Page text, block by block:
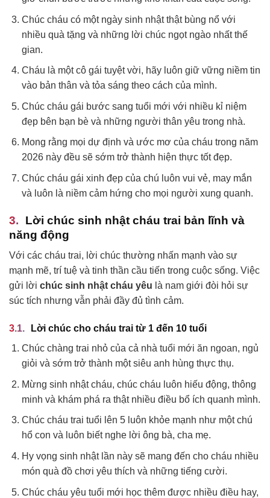
Chúc cháu có một ngày sinh nhật thật bùng nổ với
nhiều quà tặng và những lời chúc ngọt ngào nhất thế
gian.
Cháu là một cô gái tuyệt vời, hãy luôn giữ vững niềm tin
vào bản thân và tỏa sáng theo cách của mình.
Chúc cháu gái bước sang tuổi mới với nhiều kỉ niệm
đẹp bên bạn bè và những người thân yêu trong nhà.
Mong rằng mọi dự định và ước mơ của cháu trong năm
2026 này đều sẽ sớm trở thành hiện thực tốt đẹp.
Chúc cháu gái xinh đẹp của chú luôn vui vẻ, may mắn
và luôn là niềm cảm hứng cho mọi người xung quanh.
Lời chúc sinh nhật cháu trai bản lĩnh và
năng động
Với các cháu trai, lời chúc thường nhấn mạnh vào sự
mạnh mẽ, trí tuệ và tinh thần cầu tiến trong cuộc sống. Việc
gửi lời chúc sinh nhật cháu yêu là nam giới đòi hỏi sự
súc tích nhưng vẫn phải đầy đủ tình cảm.
Lời chúc cho cháu trai từ 1 đến 10 tuổi
Chúc chàng trai nhỏ của cả nhà tuổi mới ăn ngoan, ngủ
giỏi và sớm trở thành một siêu anh hùng thực thụ.
Mừng sinh nhật cháu, chúc cháu luôn hiếu động, thông
minh và khám phá ra thật nhiều điều bổ ích quanh mình.
Chúc cháu trai tuổi lên 5 luôn khỏe mạnh như một chú
hổ con và luôn biết nghe lời ông bà, cha mẹ.
Hy vọng sinh nhật lần này sẽ mang đến cho cháu nhiều
món quà đồ chơi yêu thích và những tiếng cười.
Chúc cháu yêu tuổi mới học thêm được nhiều điều hay,